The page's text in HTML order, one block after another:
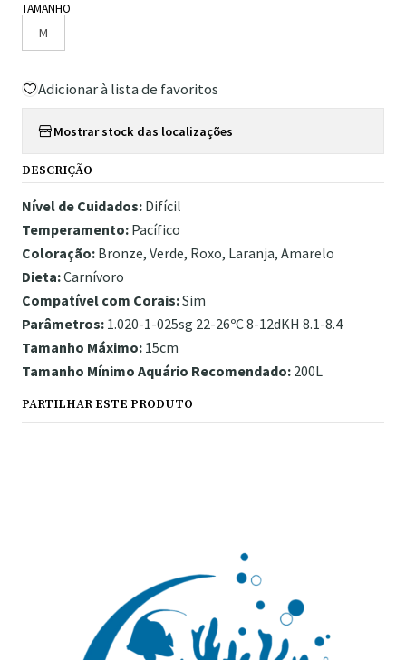
TAMANHO
M
Adicionar à lista de favoritos
Mostrar stock das localizações
DESCRIÇÃO
Nível de Cuidados: Difícil
Temperamento: Pacífico
Coloração: Bronze, Verde, Roxo, Laranja, Amarelo
Dieta:Carnívoro
Compatível com Corais:Sim
Parâmetros: 1.020-1-025sg 22-26ºC 8-12dKH 8.1-8.4
Tamanho Máximo: 15cm
Tamanho Mínimo Aquário Recomendado: 200L
PARTILHAR ESTE PRODUTO